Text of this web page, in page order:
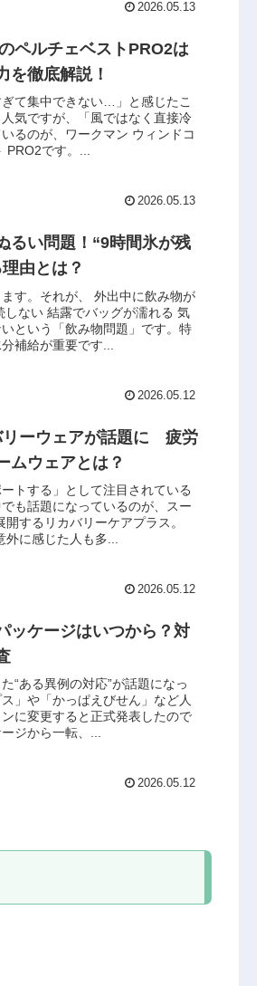
2026.05.13
ペルチェベストPRO2は
を徹底解説！
て集中できない…」と感じたこ
気ですが、「風ではなく直接冷
るのが、ワークマン ウィンドコ
PRO2です。...
2026.05.13
るい問題！“9時間氷が残
由とは？
す。それが、 外出中に飲み物が
ない 結露でバッグが濡れる 気
という「飲み物問題」です。特
補給が重要です...
2026.05.12
リーウェアが話題に 疲労
ムウェアとは？
トする」として注目されている
も話題になっているのが、スー
するリカバリーケアプラス。
外に感じた人も多...
2026.05.12
ッケージはいつから？対
“ある異例の対応”が話題になっ
」や「かっぱえびせん」など人
に変更すると正式発表したので
ジから一転、...
2026.05.12